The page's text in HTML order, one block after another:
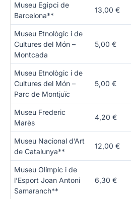
Museu Egipci de
Barcelona**
13,00 €
Museu Etnològic i de
Cultures del Món –
Montcada
5,00 €
Museu Etnològic i de
Cultures del Món –
Parc de Montjuïc
5,00 €
Museu Frederic
Marès
4,20 €
Museu Nacional d’Art
de Catalunya**
12,00 €
Museu Olímpic i de
l’Esport Joan Antoni
Samaranch**
6,30 €